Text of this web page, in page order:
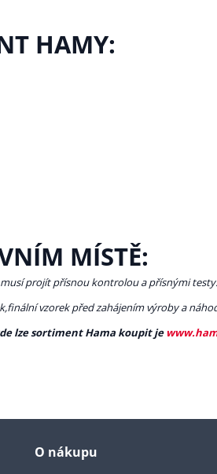
HAMY:
MÍSTĚ:
projít přísnou kontrolou a přísnými testy.
vzorek před zahájením výroby a
lze sortiment Hama koupit je
O nákupu